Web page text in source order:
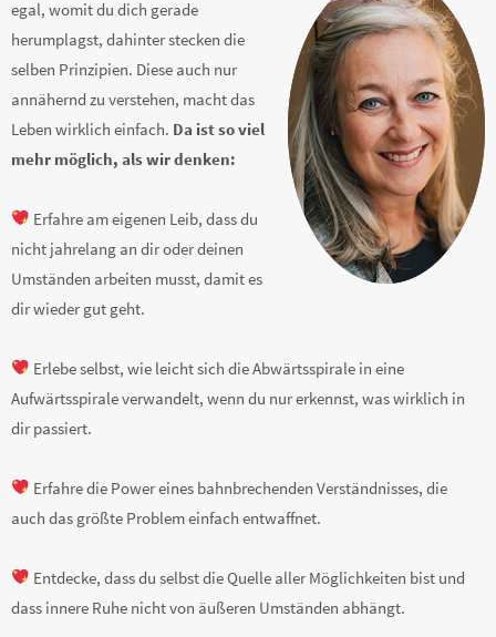
egal, womit du dich gerade
herumplagst, dahinter stecken die
selben Prinzipien. Diese auch nur
annähernd zu verstehen, macht das
Leben wirklich einfach. Da ist so viel
mehr möglich, als wir denken:
Erfahre am eigenen Leib, dass du
nicht jahrelang an dir oder deinen
Umständen arbeiten musst, damit es
dir wieder gut geht.
Erlebe selbst, wie leicht sich die Abwärtsspirale in eine
Aufwärtsspirale verwandelt, wenn du nur erkennst, was wirklich in
dir passiert.
Erfahre die Power eines bahnbrechenden Verständnisses, die
auch das größte Problem einfach entwaffnet.
Entdecke, dass du selbst die Quelle aller Möglichkeiten bist und
dass innere Ruhe nicht von äußeren Umständen abhängt.